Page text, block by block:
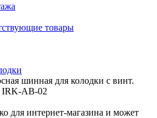
товары
шинная для колодки с винт.
AB-02
для интернет-магазина и может